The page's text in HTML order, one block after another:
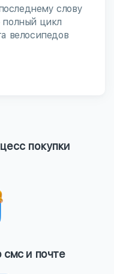
слову
полный цикл
велосипедов
покупки
и почте